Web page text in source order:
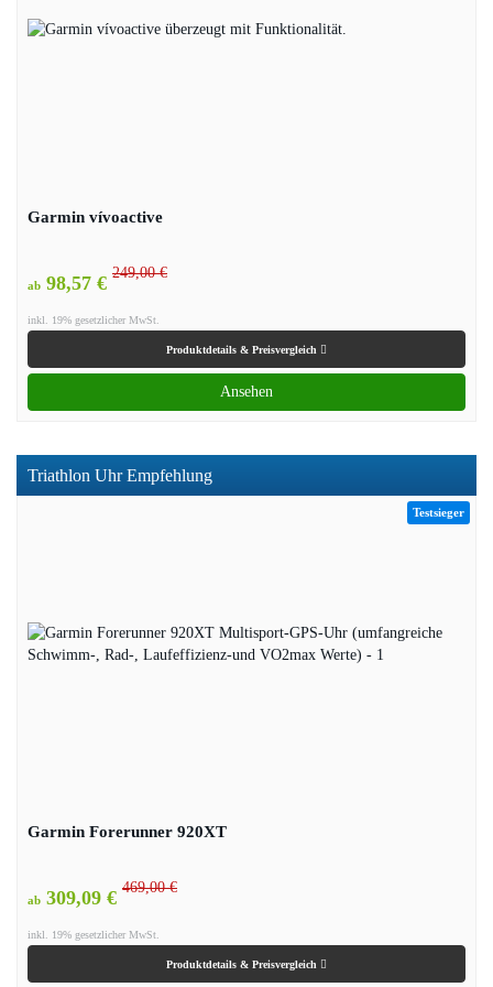
Garmin vívoactive
ab 98,57 € 249,00 €
inkl. 19% gesetzlicher MwSt.
Produktdetails & Preisvergleich
Ansehen
Triathlon Uhr Empfehlung
Testsieger
Garmin Forerunner 920XT
ab 309,09 € 469,00 €
inkl. 19% gesetzlicher MwSt.
Produktdetails & Preisvergleich